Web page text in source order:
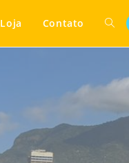
Loja Contato